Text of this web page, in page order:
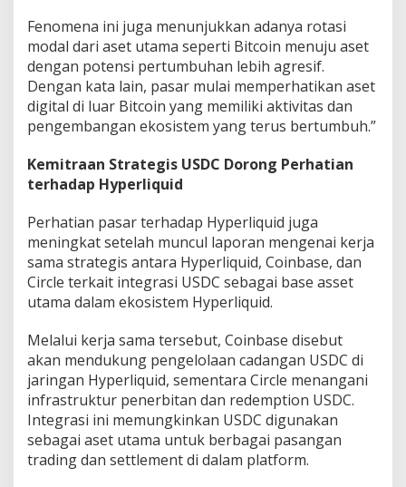
Fenomena ini juga menunjukkan adanya rotasi
modal dari aset utama seperti Bitcoin menuju aset
dengan potensi pertumbuhan lebih agresif.
Dengan kata lain, pasar mulai memperhatikan aset
digital di luar Bitcoin yang memiliki aktivitas dan
pengembangan ekosistem yang terus bertumbuh.”
Kemitraan Strategis USDC Dorong Perhatian
terhadap Hyperliquid
Perhatian pasar terhadap Hyperliquid juga
meningkat setelah muncul laporan mengenai kerja
sama strategis antara Hyperliquid, Coinbase, dan
Circle terkait integrasi USDC sebagai base asset
utama dalam ekosistem Hyperliquid.
Melalui kerja sama tersebut, Coinbase disebut
akan mendukung pengelolaan cadangan USDC di
jaringan Hyperliquid, sementara Circle menangani
infrastruktur penerbitan dan redemption USDC.
Integrasi ini memungkinkan USDC digunakan
sebagai aset utama untuk berbagai pasangan
trading dan settlement di dalam platform.